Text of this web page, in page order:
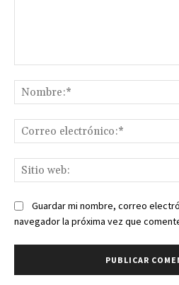
Guardar mi nombre, correo
navegador la próxima vez que